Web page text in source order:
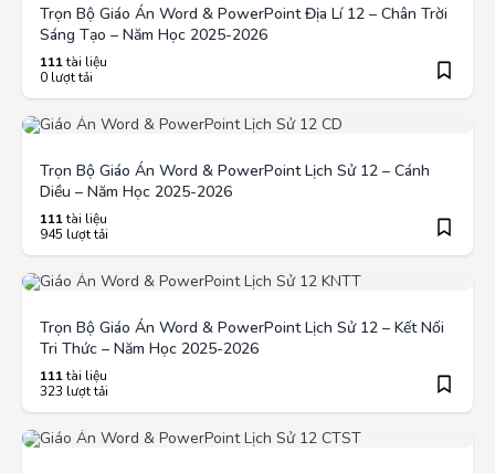
Trọn Bộ Giáo Án Word & PowerPoint Địa Lí 12 – Chân Trời
Sáng Tạo – Năm Học 2025-2026
111tài liệu
0 lượt tải
Trọn Bộ Giáo Án Word & PowerPoint Lịch Sử 12 – Cánh
Diều – Năm Học 2025-2026
111tài liệu
945 lượt tải
Trọn Bộ Giáo Án Word & PowerPoint Lịch Sử 12 – Kết Nối
Tri Thức – Năm Học 2025-2026
111tài liệu
323 lượt tải